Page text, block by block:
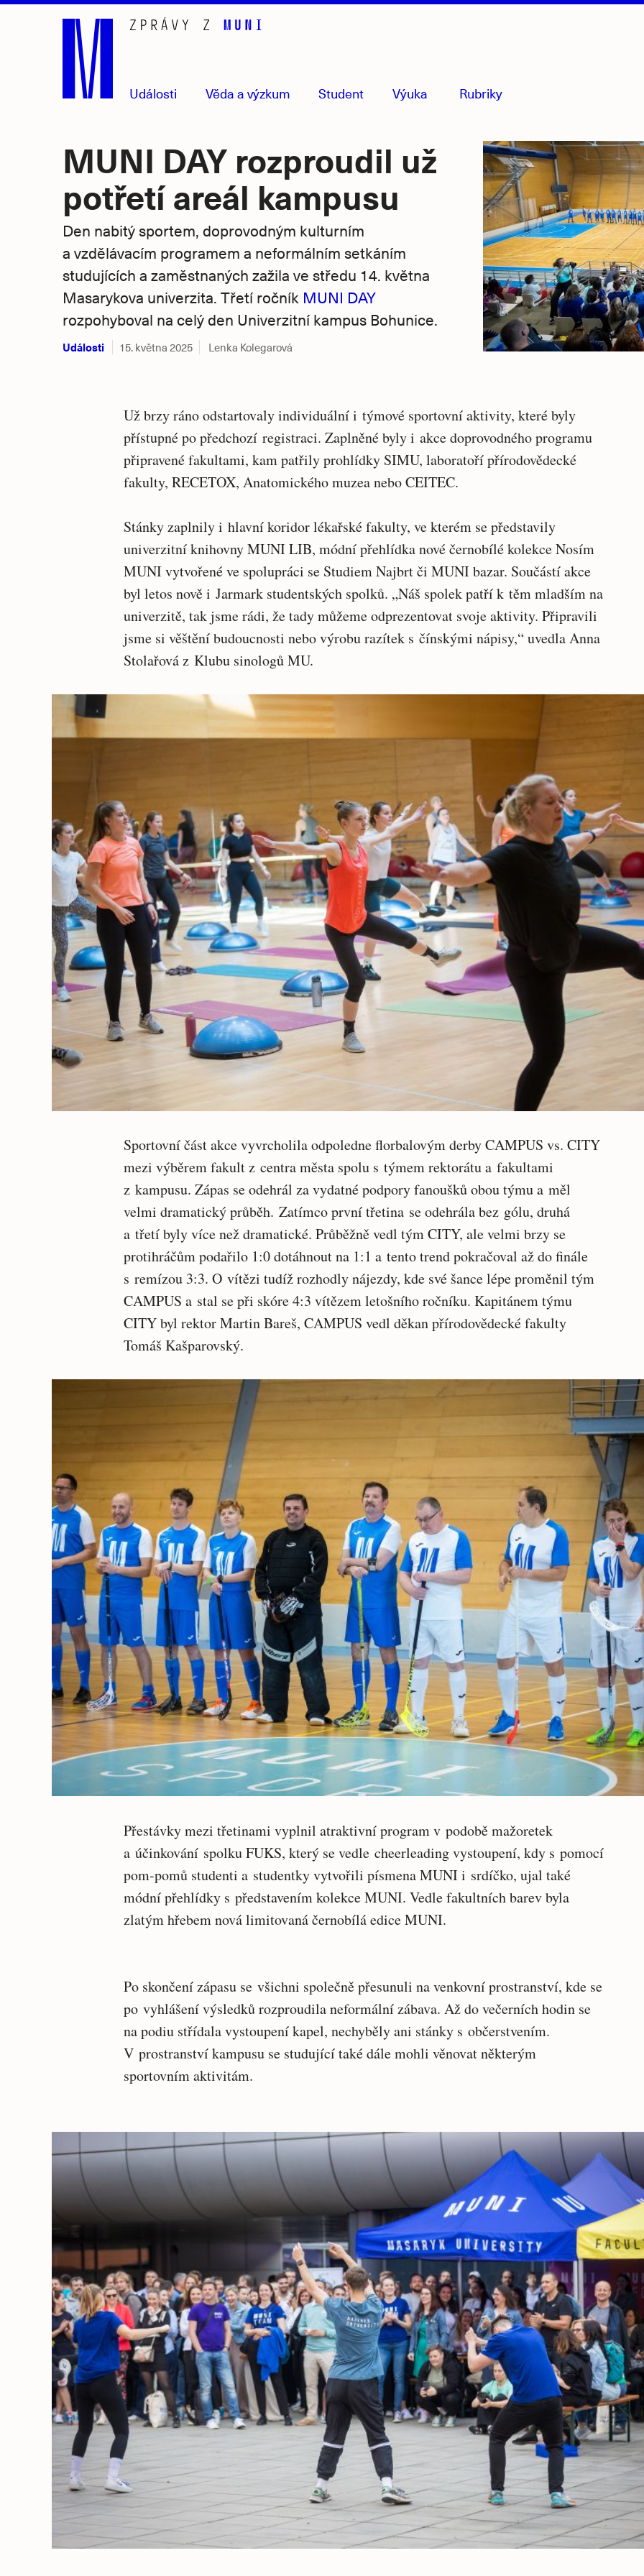
Události Věda a výzkum Student Výuka Rubriky
MUNI DAY rozproudil už
potřetí areál kampusu
Den nabitý sportem, doprovodným kulturním
a vzdělávacím programem a neformálním setkáním
studujících a zaměstnaných zažila ve středu 14. května
Masarykova univerzita. Třetí ročník MUNI DAY
rozpohyboval na celý den Univerzitní kampus Bohunice.
Události 15. května 2025 Lenka Kolegarová
Už brzy ráno odstartovaly individuální i týmové sportovní aktivity, které byly
přístupné po předchozí registraci. Zaplněné byly i akce doprovodného programu
připravené fakultami, kam patřily prohlídky SIMU, laboratoří přírodovědecké
fakulty, RECETOX, Anatomického muzea nebo CEITEC.
Stánky zaplnily i hlavní koridor lékařské fakulty, ve kterém se představily
univerzitní knihovny MUNI LIB, módní přehlídka nové černobílé kolekce Nosím
MUNI vytvořené ve spolupráci se Studiem Najbrt či MUNI bazar. Součástí akce
byl letos nově i Jarmark studentských spolků. „Náš spolek patří k těm mladším na
univerzitě, tak jsme rádi, že tady můžeme odprezentovat svoje aktivity. Připravili
jsme si věštění budoucnosti nebo výrobu razítek s čínskými nápisy,“ uvedla Anna
Stolařová z Klubu sinologů MU.
Sportovní část akce vyvrcholila odpoledne florbalovým derby CAMPUS vs. CITY
mezi výběrem fakult z centra města spolu s týmem rektorátu a fakultami
z kampusu. Zápas se odehrál za vydatné podpory fanoušků obou týmu a měl
velmi dramatický průběh. Zatímco první třetina se odehrála bez gólu, druhá
a třetí byly více než dramatické. Průběžně vedl tým CITY, ale velmi brzy se
protihráčům podařilo 1:0 dotáhnout na 1:1 a tento trend pokračoval až do finále
s remízou 3:3. O vítězi tudíž rozhodly nájezdy, kde své šance lépe proměnil tým
CAMPUS a stal se při skóre 4:3 vítězem letošního ročníku. Kapitánem týmu
CITY byl rektor Martin Bareš, CAMPUS vedl děkan přírodovědecké fakulty
Tomáš Kašparovský.
Přestávky mezi třetinami vyplnil atraktivní program v podobě mažoretek
a účinkování spolku FUKS, který se vedle cheerleading vystoupení, kdy s pomocí
pom-pomů studenti a studentky vytvořili písmena MUNI i srdíčko, ujal také
módní přehlídky s představením kolekce MUNI. Vedle fakultních barev byla
zlatým hřebem nová limitovaná černobílá edice MUNI.
Po skončení zápasu se všichni společně přesunuli na venkovní prostranství, kde se
po vyhlášení výsledků rozproudila neformální zábava. Až do večerních hodin se
na podiu střídala vystoupení kapel, nechyběly ani stánky s občerstvením.
V prostranství kampusu se studující také dále mohli věnovat některým
sportovním aktivitám.